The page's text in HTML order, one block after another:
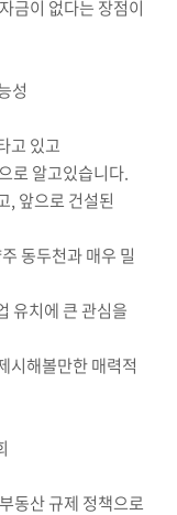
금이 없다는 장점이
성
고 있고
로 알고있습니다.
, 앞으로 건설된
동두천과 매우 밀
유치에 큰 관심을
시해볼만한 매력적
동산 규제 정책으로